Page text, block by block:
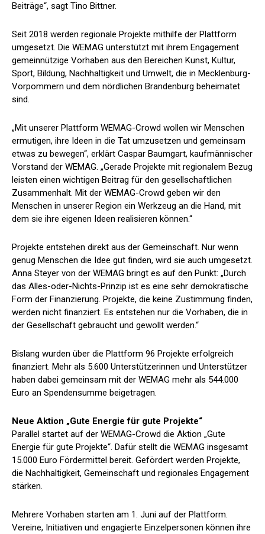
Beiträge“, sagt Tino Bittner.
Seit 2018 werden regionale Projekte mithilfe der Plattform
umgesetzt. Die WEMAG unterstützt mit ihrem Engagement
gemeinnützige Vorhaben aus den Bereichen Kunst, Kultur,
Sport, Bildung, Nachhaltigkeit und Umwelt, die in Mecklenburg-
Vorpommern und dem nördlichen Brandenburg beheimatet
sind.
„Mit unserer Plattform WEMAG-Crowd wollen wir Menschen
ermutigen, ihre Ideen in die Tat umzusetzen und gemeinsam
etwas zu bewegen“, erklärt Caspar Baumgart, kaufmännischer
Vorstand der WEMAG. „Gerade Projekte mit regionalem Bezug
leisten einen wichtigen Beitrag für den gesellschaftlichen
Zusammenhalt. Mit der WEMAG-Crowd geben wir den
Menschen in unserer Region ein Werkzeug an die Hand, mit
dem sie ihre eigenen Ideen realisieren können.“
Projekte entstehen direkt aus der Gemeinschaft. Nur wenn
genug Menschen die Idee gut finden, wird sie auch umgesetzt.
Anna Steyer von der WEMAG bringt es auf den Punkt: „Durch
das Alles-oder-Nichts-Prinzip ist es eine sehr demokratische
Form der Finanzierung. Projekte, die keine Zustimmung finden,
werden nicht finanziert. Es entstehen nur die Vorhaben, die in
der Gesellschaft gebraucht und gewollt werden.“
Bislang wurden über die Plattform 96 Projekte erfolgreich
finanziert. Mehr als 5.600 Unterstützerinnen und Unterstützer
haben dabei gemeinsam mit der WEMAG mehr als 544.000
Euro an Spendensumme beigetragen.
Neue Aktion „Gute Energie für gute Projekte“
Parallel startet auf der WEMAG-Crowd die Aktion „Gute
Energie für gute Projekte“. Dafür stellt die WEMAG insgesamt
15.000 Euro Fördermittel bereit. Gefördert werden Projekte,
die Nachhaltigkeit, Gemeinschaft und regionales Engagement
stärken.
Mehrere Vorhaben starten am 1. Juni auf der Plattform.
Vereine, Initiativen und engagierte Einzelpersonen können ihre